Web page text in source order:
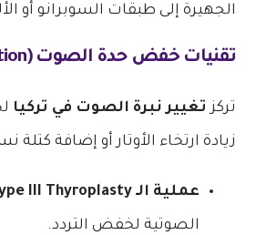
الجهيرة إلى طبقات السوبرانو أو
تقنيات خفض حدة الصوت (Masculinization)
تركز تغيير نبرة الصوت في تركيا
زيادة ارتخاء الأوتار أو إضافة كتلة
عملية الـ Type III Thyroplasty:
الصوتية لخفض التردد.